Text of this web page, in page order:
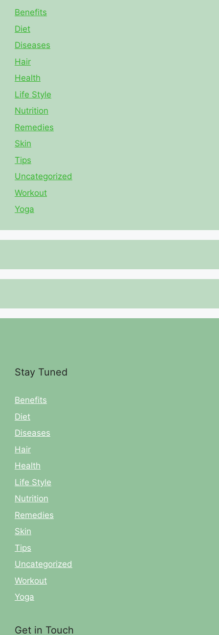
Benefits
Diet
Diseases
Hair
Health
Life Style
Nutrition
Remedies
Skin
Tips
Uncategorized
Workout
Yoga
Stay Tuned
Benefits
Diet
Diseases
Hair
Health
Life Style
Nutrition
Remedies
Skin
Tips
Uncategorized
Workout
Yoga
Get in Touch